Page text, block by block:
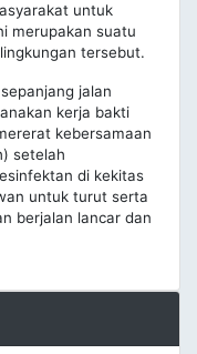
untuk
merupakan suatu
tersebut.
jalan
kerja bakti
kebersamaan
setelah
di kekitas
untuk turut serta
berjalan lancar dan